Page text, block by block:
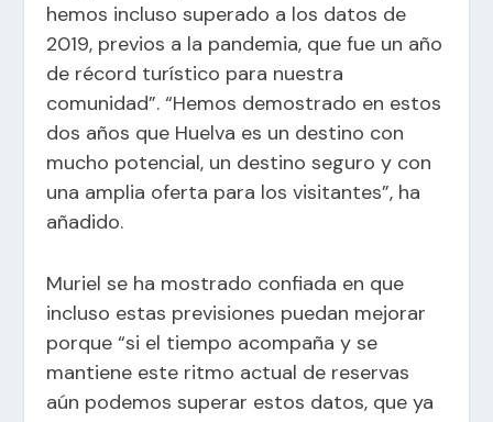
hemos incluso superado a los datos de
2019, previos a la pandemia, que fue un año
de récord turístico para nuestra
comunidad”. “Hemos demostrado en estos
dos años que Huelva es un destino con
mucho potencial, un destino seguro y con
una amplia oferta para los visitantes”, ha
añadido.
Muriel se ha mostrado confiada en que
incluso estas previsiones puedan mejorar
porque “si el tiempo acompaña y se
mantiene este ritmo actual de reservas
aún podemos superar estos datos, que ya